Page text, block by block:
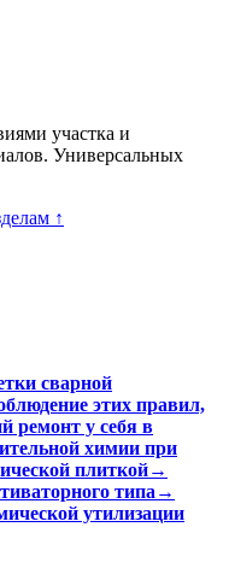
участка и
Универсальных
↑
сварной
этих правил,
ремонт у себя в
химии при
плиткой→
типа →
утилизации